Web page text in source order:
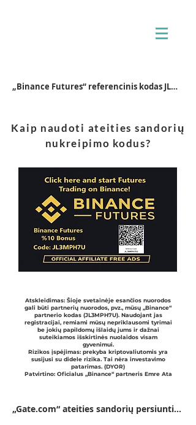
„Binance Futures“ referencinis kodas JL3MPH7U
Kaip naudoti ateities sandorių
nukreipimo kodus?
Atskleidimas: Šioje svetainėje esančios nuorodos
gali būti partnerių nuorodos, pvz., mūsų „Binance“
partnerio kodas (JL3MPH7U). Naudojant jas
registracijai, remiami mūsų nepriklausomi tyrimai
be jokių papildomų išlaidų jums ir dažnai
suteikiamos išskirtinės nuolaidos visam
gyvenimui.
Rizikos įspėjimas: prekyba kriptovaliutomis yra
susijusi su didele rizika. Tai nėra investavimo
patarimas. (DYOR)
Patvirtino: Oficialus „Binance“ partneris Emre Ata
„Gate.com“ ateities sandorių persiuntimo kodas VFJDUWXD